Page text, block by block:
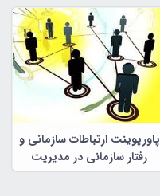
پاورپوینت ارتباطات سازمانی و
رفتار سازمانی در مدیریت
سازمانی